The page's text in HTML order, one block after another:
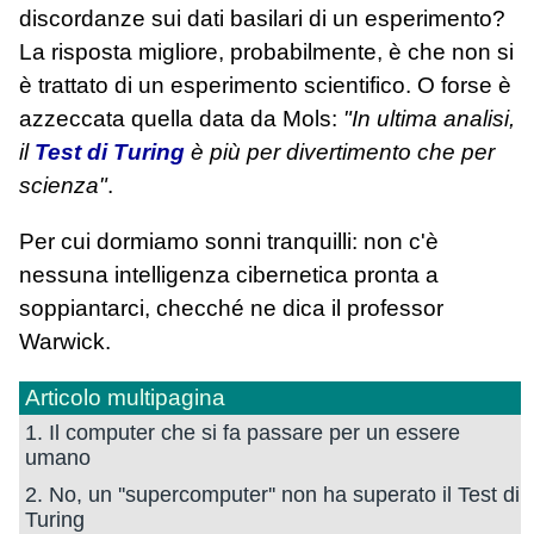
discordanze sui dati basilari di un esperimento?
La risposta migliore, probabilmente, è che non si
è trattato di un esperimento scientifico. O forse è
azzeccata quella data da Mols: "In ultima analisi,
il Test di Turing è più per divertimento che per
scienza".
Per cui dormiamo sonni tranquilli: non c'è
nessuna intelligenza cibernetica pronta a
soppiantarci, checché ne dica il professor
Warwick.
Articolo multipagina
1. Il computer che si fa passare per un essere
umano
2. No, un ''supercomputer'' non ha superato il Test di
Turing